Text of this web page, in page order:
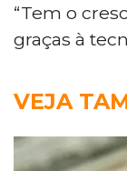
“Tem o
graças à
VEJA